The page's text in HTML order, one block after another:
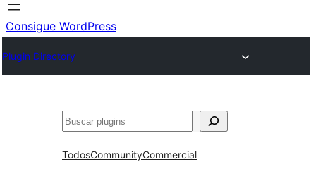
Consigue WordPress
Plugin Directory
Buscar
TodosCommunityCommercial